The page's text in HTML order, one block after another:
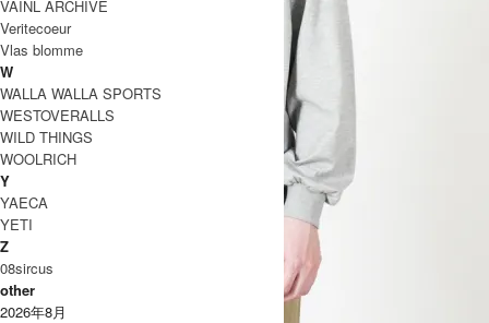
VAINL ARCHIVE
Veritecoeur
Vlas blomme
W
WALLA WALLA SPORTS
WESTOVERALLS
WILD THINGS
WOOLRICH
Y
YAECA
YETI
Z
08sircus
other
2026年8月